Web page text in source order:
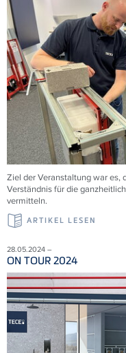
Ziel der Veranstaltung war es,
Verständnis für die
vermitteln.
ARTIKEL LESEN
28.05.2024 –
ON TOUR 2024